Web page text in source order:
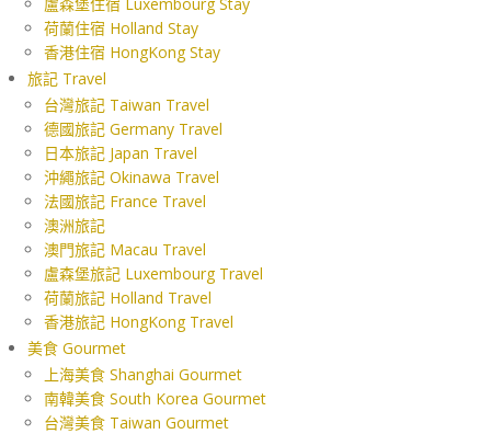
荷蘭住宿 Holland Stay
香港住宿 HongKong Stay
旅記 Travel
台灣旅記 Taiwan Travel
德國旅記 Germany Travel
日本旅記 Japan Travel
沖繩旅記 Okinawa Travel
法國旅記 France Travel
澳洲旅記
澳門旅記 Macau Travel
盧森堡旅記 Luxembourg Travel
荷蘭旅記 Holland Travel
香港旅記 HongKong Travel
美食 Gourmet
上海美食 Shanghai Gourmet
南韓美食 South Korea Gourmet
台灣美食 Taiwan Gourmet